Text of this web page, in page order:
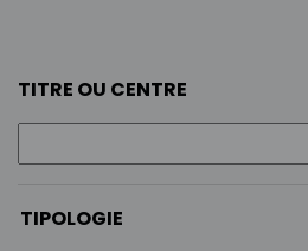
TITRE OU CENTRE
TIPOLOGIE